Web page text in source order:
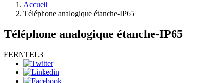
Accueil
Téléphone analogique étanche-IP65
Téléphone analogique étanche-IP65
FERNTEL3